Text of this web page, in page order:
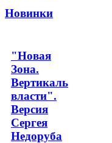
Новинки
"Новая
Зона.
Вертикаль
власти".
Версия
Сергея
Недоруба